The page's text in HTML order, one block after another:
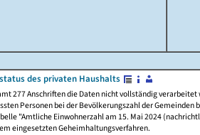
des privaten Haushalts
277 Anschriften die Daten nicht vollständig
Personen bei der Bevölkerungszahl der
"Amtliche Einwohnerzahl am 15. Mai 2024
eingesetzten Geheimhaltungsverfahren.